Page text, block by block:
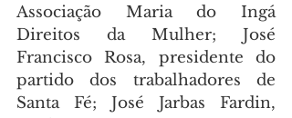
Associação Maria do Ingá
Direitos da Mulher; José
Francisco Rosa, presidente do
partido dos trabalhadores de
Santa Fé; José Jarbas Fardin,